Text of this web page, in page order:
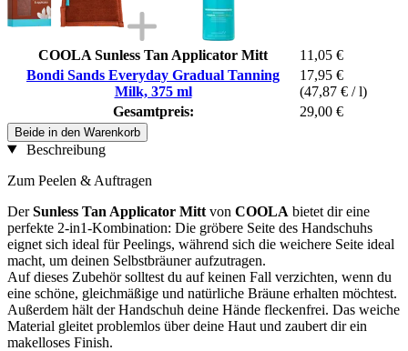
COOLA Sunless Tan Applicator Mitt
11,05 €
Bondi Sands Everyday Gradual Tanning
Milk, 375 ml
17,95 €
(47,87 € / l)
Gesamtpreis:
29,00 €
Beide in den Warenkorb
Beschreibung
Zum Peelen & Auftragen
DerSunless Tan Applicator Mitt von COOLA bietet dir eine
perfekte 2-in1-Kombination: Die gröbere Seite des Handschuhs
eignet sich ideal für Peelings, während sich die weichere Seite ideal
macht, um deinen Selbstbräuner aufzutragen.
Auf dieses Zubehör solltest du auf keinen Fall verzichten, wenn du
eine schöne, gleichmäßige und natürliche Bräune erhalten möchtest.
Außerdem hält der Handschuh deine Hände fleckenfrei. Das weiche
Material gleitet problemlos über deine Haut und zaubert dir ein
makelloses Finish.